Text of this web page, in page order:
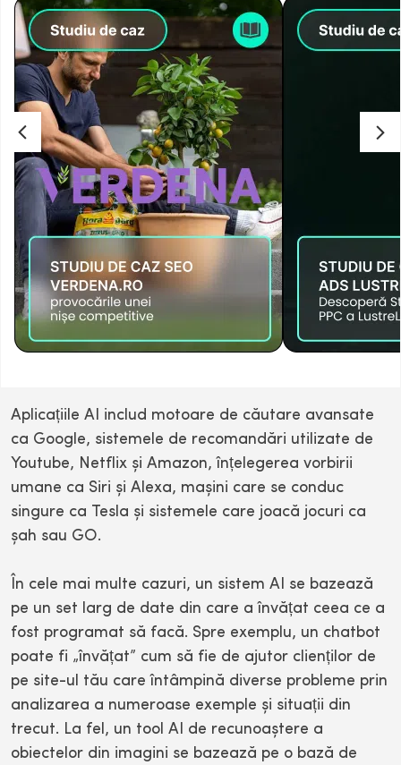
Aplicațiile AI includ motoare de căutare avansate
ca Google, sistemele de recomandări utilizate de
Youtube, Netflix și Amazon, înțelegerea vorbirii
umane ca Siri și Alexa, mașini care se conduc
singure ca Tesla și sistemele care joacă jocuri ca
șah sau GO.
În cele mai multe cazuri, un sistem AI se bazează
pe un set larg de date din care a învățat ceea ce a
fost programat să facă. Spre exemplu, un chatbot
poate fi „învățat” cum să fie de ajutor clienților de
pe site-ul tău care întâmpină diverse probleme prin
analizarea a numeroase exemple și situații din
trecut. La fel, un tool AI de recunoaștere a
obiectelor din imagini se bazează pe o bază de